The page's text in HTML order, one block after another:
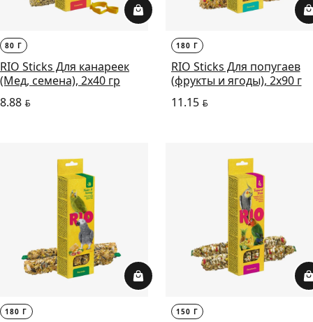
80 Г
RIO Sticks Для канареек
(Мед, семена), 2х40 гр
8.88 BYN
180 Г
RIO Sticks Для попугаев
(фрукты и ягоды), 2х90 г
11.15BYN
180 Г 150 Г